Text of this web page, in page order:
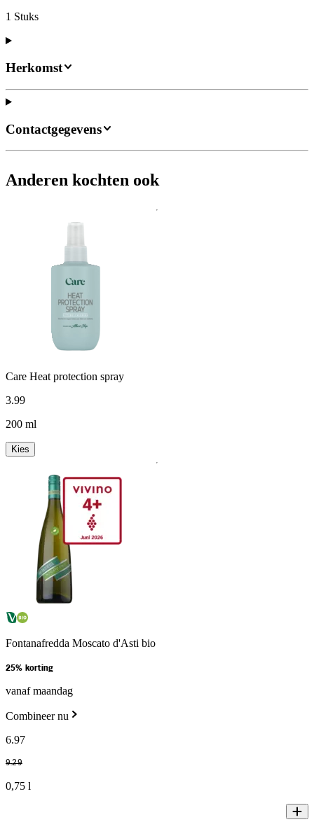
1 Stuks
Herkomst
Contactgegevens
Anderen kochten ook
Care Heat protection spray
3.99
200 ml
Kies
Fontanafredda Moscato d'Asti bio
25% korting
vanaf maandag
Combineer nu
6.97
9.29
0,75 l